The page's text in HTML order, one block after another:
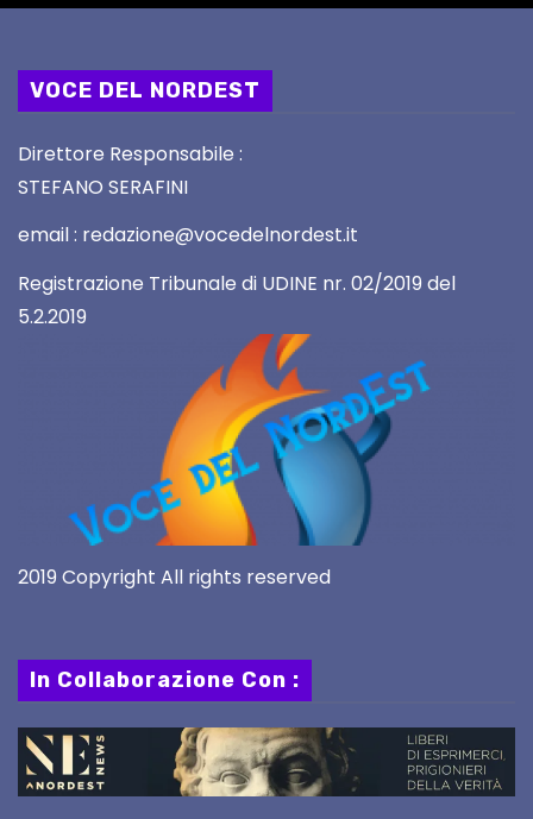
VOCE DEL NORDEST
Direttore Responsabile :
STEFANO SERAFINI
email : redazione@vocedelnordest.it
Registrazione Tribunale di UDINE nr. 02/2019 del
5.2.2019
2019 Copyright All rights reserved
In Collaborazione Con :